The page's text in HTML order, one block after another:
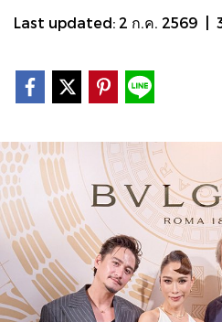
Last updated: 2 ก.ค. 2569